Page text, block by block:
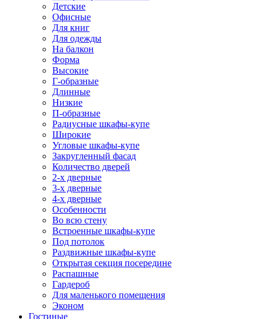
Детские
Офисные
Для книг
Для одежды
На балкон
Форма
Высокие
Г-образные
Длинные
Низкие
П-образные
Радиусные шкафы-купе
Широкие
Угловые шкафы-купе
Закругленный фасад
Количество дверей
2-х дверные
3-х дверные
4-х дверные
Особенности
Во всю стену
Встроенные шкафы-купе
Под потолок
Раздвижные шкафы-купе
Открытая секция посередине
Распашные
Гардероб
Для маленького помещения
Эконом
Гостиные